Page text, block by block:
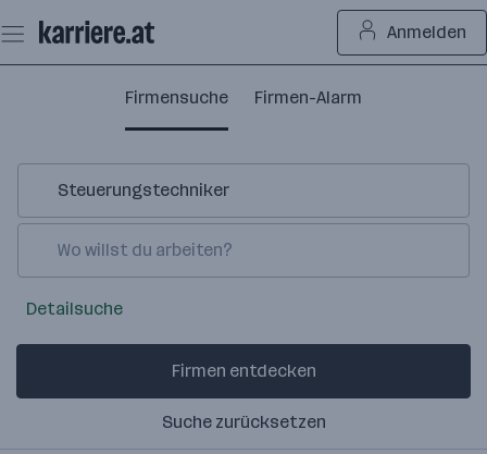
Seiteninhalt
springen
Anmelden
Firmensuche Firmen-Alarm
Detailsuche
Firmen entdecken
Suche zurücksetzen